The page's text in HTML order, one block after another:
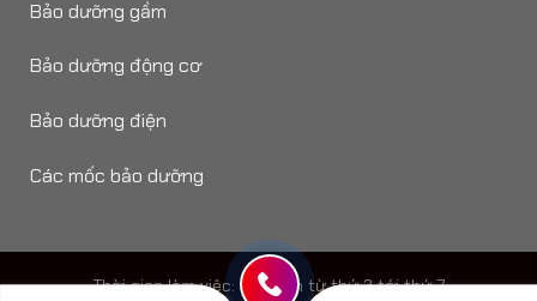
Bảo dưỡng gầm
Bảo dưỡng động cơ
Bảo dưỡng điện
Các mốc bảo dưỡng
Thời gian làm viêc: 8h - 18h từ thứ 2 tới thứ 7